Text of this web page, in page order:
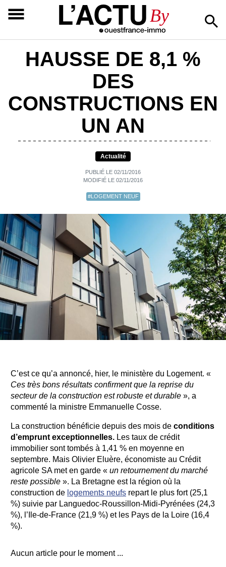
L’ACTUBy
HAUSSE DE 8,1 %
DES
CONSTRUCTIONS EN
UN AN
Actualité
PUBLIÉ LE 02/11/2016
MODIFIÉ LE 02/11/2016
#LOGEMENT NEUF
C’est ce qu’a annoncé, hier, le ministère du Logement. «
Ces très bons résultats confirment que la reprise du
secteur de la construction est robuste et durable », a
commenté la ministre Emmanuelle Cosse.
La construction bénéficie depuis des mois de conditions
d’emprunt exceptionnelles. Les taux de crédit
immobilier sont tombés à 1,41 % en moyenne en
septembre. Mais Olivier Eluère, économiste au Crédit
agricole SA met en garde « un retournement du marché
reste possible ». La Bretagne est la région où la
construction de logements neufs repart le plus fort (25,1
%) suivie par Languedoc-Roussillon-Midi-Pyrénées (24,3
%), l’Ile-de-France (21,9 %) et les Pays de la Loire (16,4
%).
Aucun article pour le moment ...